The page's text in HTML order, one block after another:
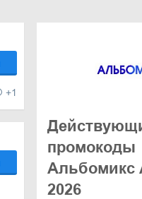
+1
промокоды
Альбомикс
2026